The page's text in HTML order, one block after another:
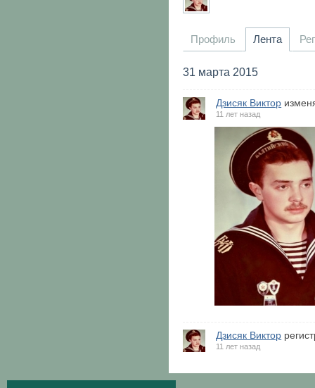
Профиль Лента
31 марта 2015
Дзисяк Виктор
11 лет назад
Дзисяк Виктор
11 лет назад